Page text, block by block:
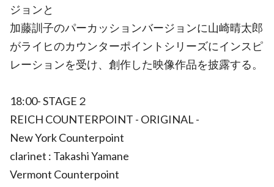
ジョンと
加藤訓子のパーカッションバージョンに山崎晴太郎
がライヒのカウンターポイントシリーズにインスピ
レーションを受け、創作した映像作品を披露する。
18:00- STAGE２
REICH COUNTERPOINT - ORIGINAL -
New York Counterpoint
clarinet : Takashi Yamane
Vermont Counterpoint